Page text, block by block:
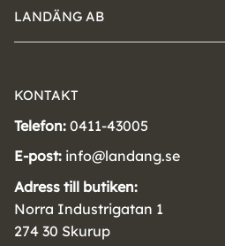
LANDÄNG AB
KONTAKT
Telefon: 0411-43005
E-post: info@landang.se
Adress till butiken:
Norra Industrigatan 1
274 30 Skurup